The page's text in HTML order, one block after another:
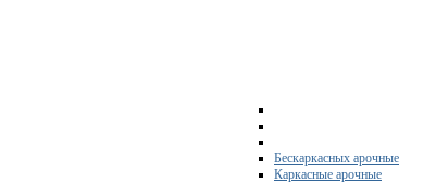
Бескаркасных арочные
Каркасные арочные